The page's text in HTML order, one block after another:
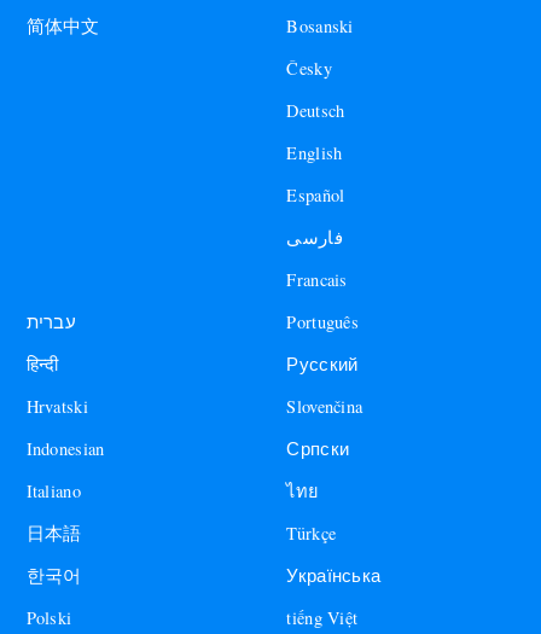
简体中文
Bosanski
Česky
Deutsch
English
Español
فارسی
Francais
עברית
हिन्दी
Hrvatski
Indonesian
Italiano
日本語
한국어
Polski
Português
Русский
Slovenčina
Српски
ไทย
Türkçe
Українська
tiếng Việt